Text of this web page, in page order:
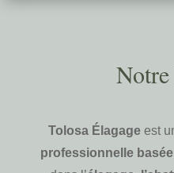
Tolosa Élagage est
professionnelle